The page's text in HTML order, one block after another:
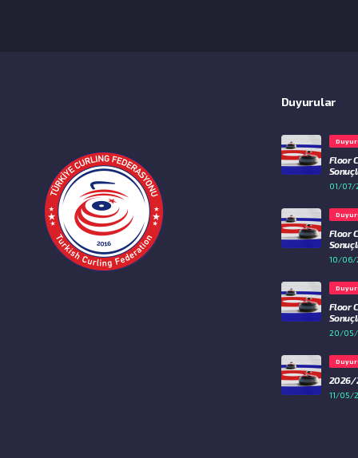
Duyurular
Floor
01/07/
Floor
10/06/
Floor
20/05/
2026/
11/05/